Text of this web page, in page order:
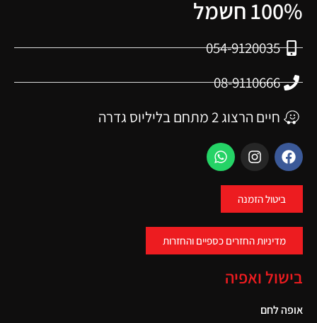
100% חשמל
054-9120035
08-9110666
חיים הרצוג 2 מתחם בליליוס גדרה
ביטול הזמנה
מדיניות החזרים כספיים והחזרות
בישול ואפיה
אופה לחם